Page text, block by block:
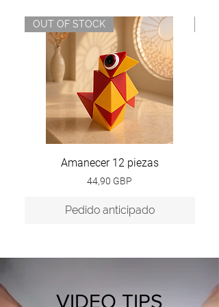
OUT OF STOCK
Amanecer 12 piezas
Precio
44,90 GBP
Pedido anticipado
VIDEO TIPS